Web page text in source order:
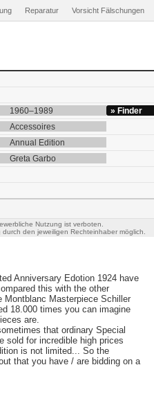
Reparatur Vorsicht Fälschungen
1960–1989
» Finder
Accessoires
Annual Edition
Greta Garbo
Nutzung ist verboten.
den jeweiligen Rechteinhaber möglich.
Anniversary Edotion 1924 have
this with the other
Montblanc Masterpiece Schiller
18.000 times you can imagine
are.
that ordinary Special
sold for incredible high prices
is not limited... So the
that you have / are bidding on a